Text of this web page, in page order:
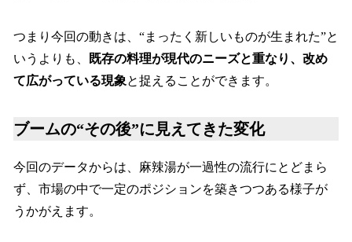
つまり今回の動きは、“まったく新しいものが生まれた”と
いうよりも、
既存の料理が現代のニーズと重なり、改め
て広がっている現象と捉えることができます。
ブームの“その後”に見えてきた変化
今回のデータからは、麻辣湯が一過性の流行にとどまら
ず、市場の中で一定のポジションを築きつつある様子が
うかがえます。